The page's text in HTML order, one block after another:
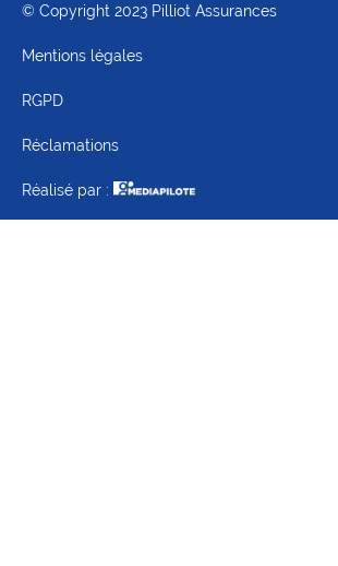
© Copyright 2023 Pilliot Assurances
Mentions légales
RGPD
Réclamations
Réalisé par :